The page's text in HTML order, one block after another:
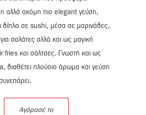
αλλά ακόμη πιο elegant γεύση,
δίπλα σε sushi, μέσα σε μαρινάδες,
σαλάτες αλλά και ως μαγική
fries και σάλτσες. Γνωστή και ως
διαθέτει πλούσιο άρωμα και γεύση
Αγόρασέ το